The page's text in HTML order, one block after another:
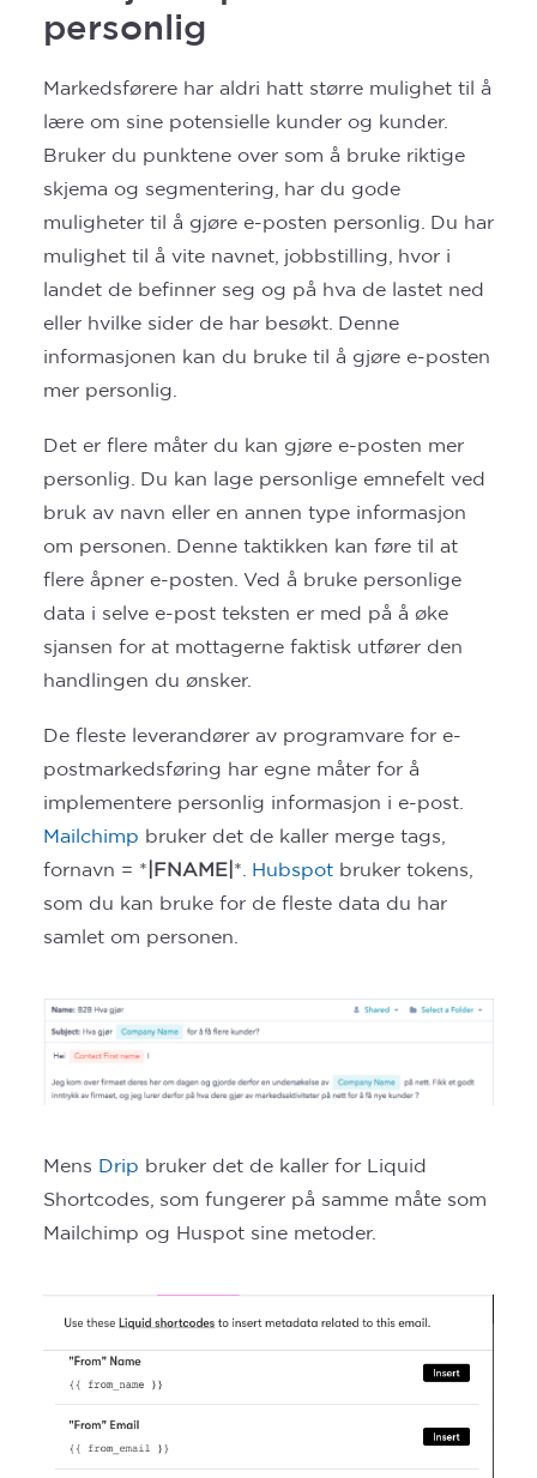
personlig
Markedsførere har aldri hatt større mulighet til å
lære om sine potensielle kunder og kunder.
Bruker du punktene over som å bruke riktige
skjema og segmentering, har du gode
muligheter til å gjøre e-posten personlig. Du har
mulighet til å vite navnet, jobbstilling, hvor i
landet de befinner seg og på hva de lastet ned
eller hvilke sider de har besøkt. Denne
informasjonen kan du bruke til å gjøre e-posten
mer personlig.
Det er flere måter du kan gjøre e-posten mer
personlig. Du kan lage personlige emnefelt ved
bruk av navn eller en annen type informasjon
om personen. Denne taktikken kan føre til at
flere åpner e-posten. Ved å bruke personlige
data i selve e-post teksten er med på å øke
sjansen for at mottagerne faktisk utfører den
handlingen du ønsker.
De fleste leverandører av programvare for e-
postmarkedsføring har egne måter for å
implementere personlig informasjon i e-post.
Mailchimp bruker det de kaller merge tags,
fornavn = * |FNAME| *. Hubspot bruker tokens,
som du kan bruke for de fleste data du har
samlet om personen.
Mens Drip bruker det de kaller for Liquid
Shortcodes, som fungerer på samme måte som
Mailchimp og Huspot sine metoder.